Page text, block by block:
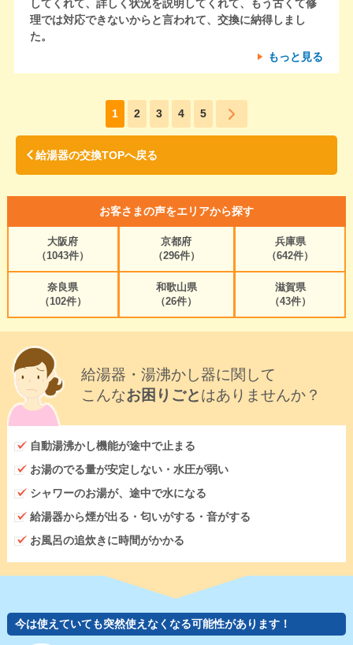
してくれて、詳しく状況を説明してくれて、もう古くて修
理では対応できないからと言われて、交換に納得しまし
た。
もっと見る
1 2 3 4 5
給湯器の交換TOPへ戻る
お客さまの声をエリアから探す
大阪府
（1043件）
京都府
（296件）
兵庫県
（642件）
奈良県
（102件）
和歌山県
（26件）
滋賀県
（43件）
給湯器・湯沸かし器に関して
こんなお困りごとはありませんか？
自動湯沸かし機能が途中で止まる
お湯のでる量が安定しない・水圧が弱い
シャワーのお湯が、途中で水になる
給湯器から煙が出る・匂いがする・音がする
お風呂の追炊きに時間がかかる
今は使えていても突然使えなくなる可能性があります！